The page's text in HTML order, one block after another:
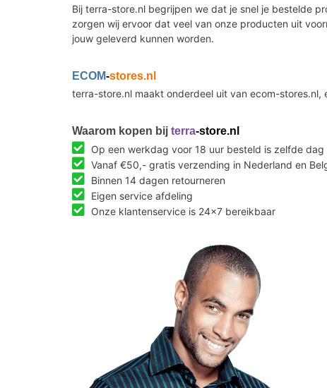
Bij terra-store.nl begrijpen we dat je snel je bestelde
zorgen wij ervoor dat veel van onze producten uit
jouw geleverd kunnen worden.
ECOM-stores.nl
terra-store.nl maakt onderdeel uit van ecom-stores.nl,
Waarom kopen bij terra-store.nl
Op een werkdag voor 18 uur besteld is zelfde dag
Vanaf €50,- gratis verzending in Nederland en
Binnen 14 dagen retourneren
Eigen service afdeling
Onze klantenservice is 24x7 bereikbaar